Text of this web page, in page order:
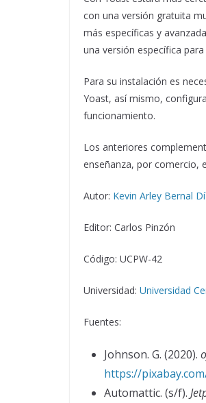
con una versión gratuita
más específicas y
una versión específica
Para su instalación es
Yoast, así mismo,
funcionamiento.
Los anteriores
enseñanza, por comercio,
Autor: Kevin Arley Bernal
Editor: Carlos Pinzón
Código: UCPW-42
Universidad: Universidad
Fuentes:
Johnson. G. (2020).
https://
Automattic. (s/f).